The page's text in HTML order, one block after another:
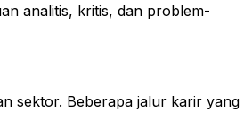
analitis, kritis, dan problem-
sektor. Beberapa jalur karir yang